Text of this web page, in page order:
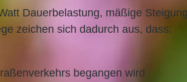
Dauerbelastung, mäßige
zeichen sich dadurch aus, dass:
begangen wird